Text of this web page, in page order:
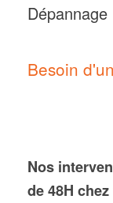
Dépannage
Besoin
Nos
de 48H